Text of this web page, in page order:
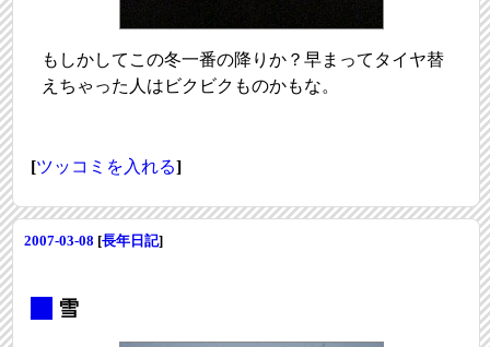
もしかしてこの冬一番の降りか？早まってタイヤ替
えちゃった人はビクビクものかもな。
[ツッコミを入れる]
2007-03-08 [長年日記]
雪